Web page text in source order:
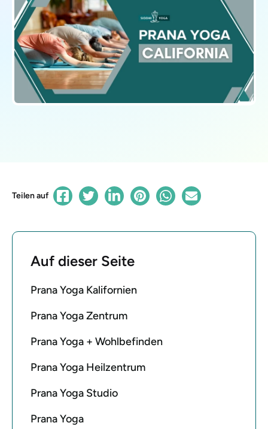
Teilen auf
Auf dieser Seite
Prana Yoga Kalifornien
Prana Yoga Zentrum
Prana Yoga + Wohlbefinden
Prana Yoga Heilzentrum
Prana Yoga Studio
Prana Yoga